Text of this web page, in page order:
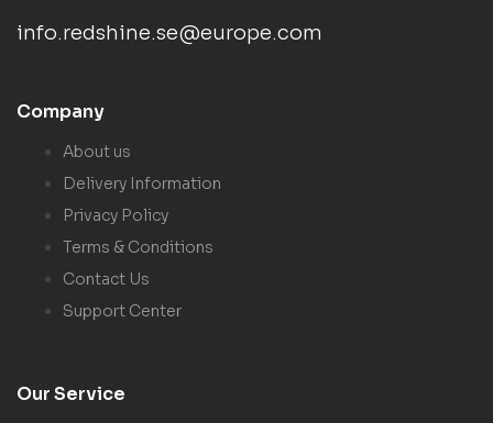
info.redshine.se@europe.com
Company
About us
Delivery Information
Privacy Policy
Terms & Conditions
Contact Us
Support Center
Our Service